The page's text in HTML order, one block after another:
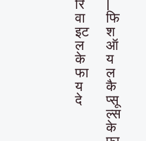
रि
वा
इट
ल
के
फा
य
दे
फि
श
ऑ
य
ल
कै
प्सू
ल्स
के